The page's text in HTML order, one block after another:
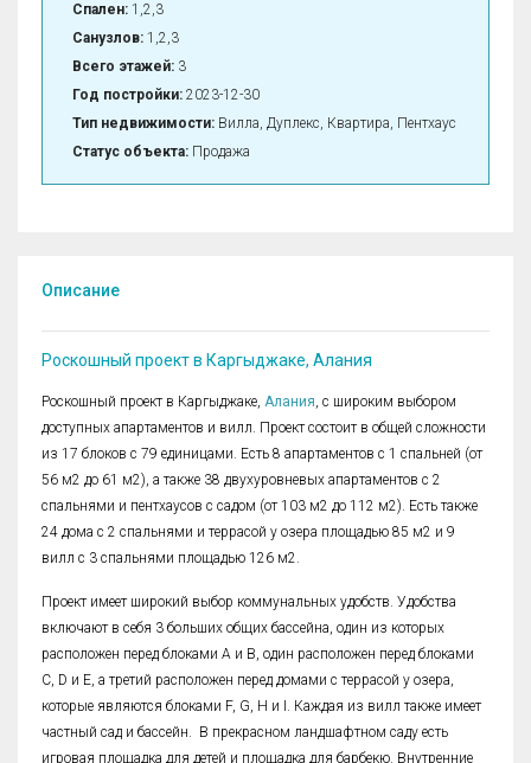
Спален: 1,2,3
Санузлов: 1,2,3
Всего этажей: 3
Год постройки: 2023-12-30
Тип недвижимости: Вилла, Дуплекс, Квартира, Пентхаус
Статус объекта: Продажа
Описание
Роскошный проект в Каргыджаке, Алания
Роскошный проект в Каргыджаке, Алания, с широким выбором
доступных апартаментов и вилл. Проект состоит в общей сложности
из 17 блоков с 79 единицами. Есть 8 апартаментов с 1 спальней (от
56 м2 до 61 м2), а также 38 двухуровневых апартаментов с 2
спальнями и пентхаусов с садом (от 103 м2 до 112 м2). Есть также
24 дома с 2 спальнями и террасой у озера площадью 85 м2 и 9
вилл с 3 спальнями площадью 126 м2.
Проект имеет широкий выбор коммунальных удобств. Удобства
включают в себя 3 больших общих бассейна, один из которых
расположен перед блоками A и B, один расположен перед блоками
C, D и E, а третий расположен перед домами с террасой у озера,
которые являются блоками F, G, H и I. Каждая из вилл также имеет
частный сад и бассейн. В прекрасном ландшафтном саду есть
игровая площадка для детей и площадка для барбекю. Внутренние